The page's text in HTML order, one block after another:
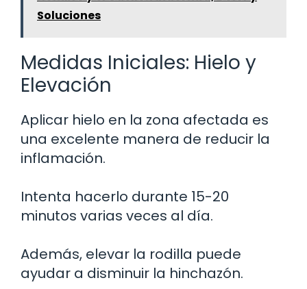
Soluciones
Medidas Iniciales: Hielo y
Elevación
Aplicar hielo en la zona afectada es
una excelente manera de reducir la
inflamación.
Intenta hacerlo durante 15-20
minutos varias veces al día.
Además, elevar la rodilla puede
ayudar a disminuir la hinchazón.